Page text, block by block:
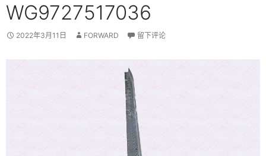
WG9727517036
2022年3月11日 FORWARD 留下评论